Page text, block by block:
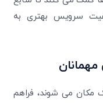
سرویس بهتری به
مهمانان
مکان می شوند، فراهم